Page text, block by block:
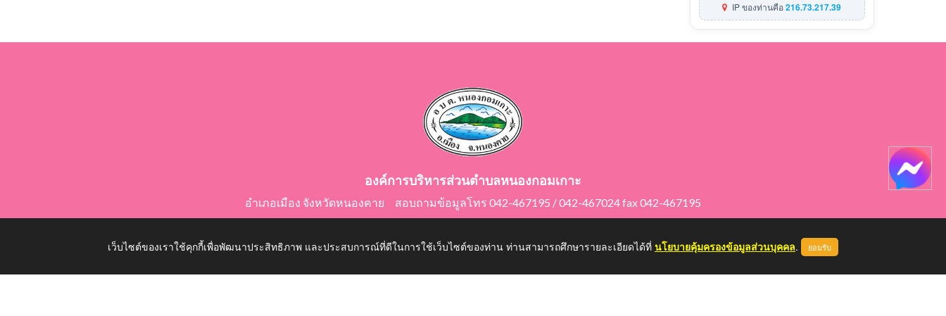
IP ของท่านคือ216.73.217.39
องค์การบริหารส่วนตำบลหนองกอมเกาะ
อำเภอเมือง จังหวัดหนองคาย สอบถามข้อมูลโทร 042-467195 / 042-467024 fax 042-467195
เว็บไซต์ของเราใช้คุกกี้เพื่อพัฒนาประสิทธิภาพ และประสบการณ์ที่ดีในการใช้เว็บไซต์ของท่าน ท่านสามารถศึกษารายละเอียดได้ที่ นโยบายคุ้มครองข้อมูลส่วนบุคคล. ยอมรับ